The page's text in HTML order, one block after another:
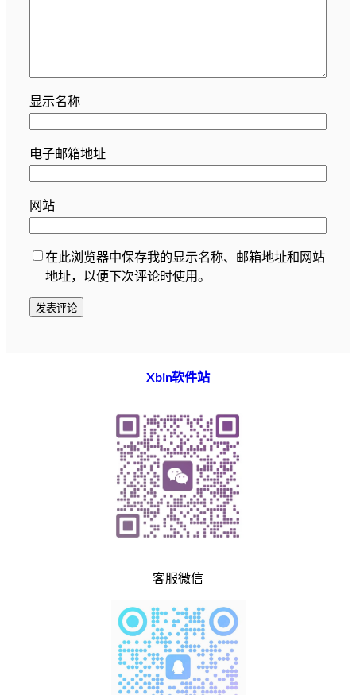
显示名称
电子邮箱地址
网站
在此浏览器中保存我的显示名称、邮箱地址和网站
地址，以便下次评论时使用。
Xbin软件站
客服微信